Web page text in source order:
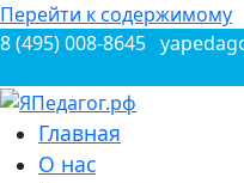
Перейти к содержимому
8 (495) 008-8645
ЯПедагог.рф
Всероссийские конкурсы
Главная
О нас